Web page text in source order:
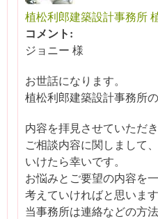
植松利郎建築設計事務所
コメント:
ジョニー 様
お世話になります。
植松利郎建築設計事務所
内容を拝見させていただき
ご相談内容に関しまして
いけたら幸いです。
お悩みとご要望の内容を
考えていければと思います
当事務所は連絡などの方